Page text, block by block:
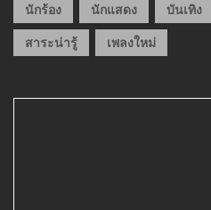
นักร้อง นักแสดง บันเทิง
สาระน่ารู้ เพลงใหม่